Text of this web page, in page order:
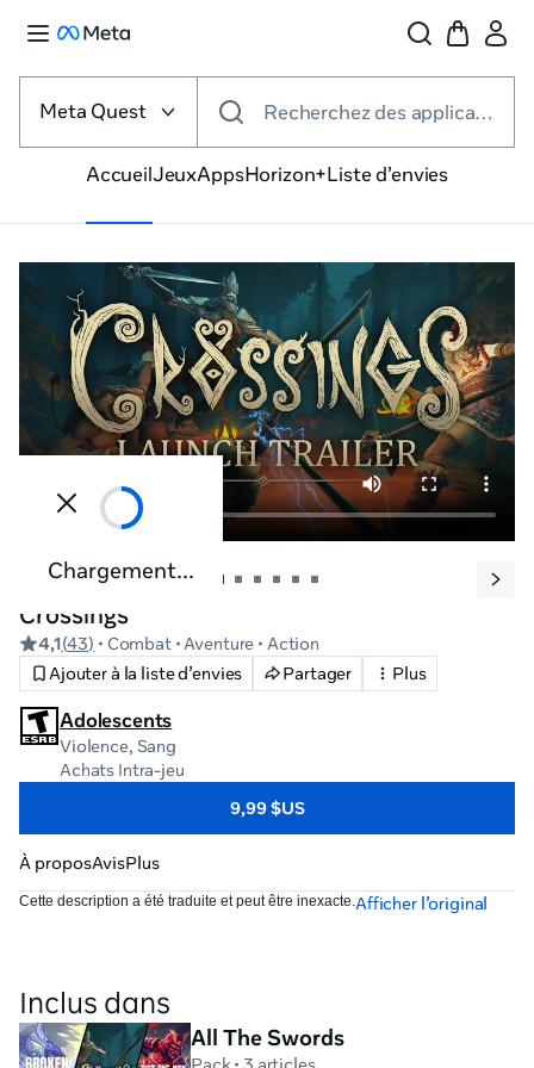
AccueilJeuxAppsHorizon+Liste d’envies
plateforme VR
Meta Quest Recherchez des applications, des jeux et plus encore
Crossings
4,1(43) • Combat• Aventure • Action
Ajouter à la liste d’envies
Partager Plus
Adolescents
Violence, Sang
Achats Intra-jeu
9,99 $US
À proposAvisPlus
Cette description a été traduite et peut être inexacte.Afficher l’original
Inclus dans
All The Swords
Chargement...